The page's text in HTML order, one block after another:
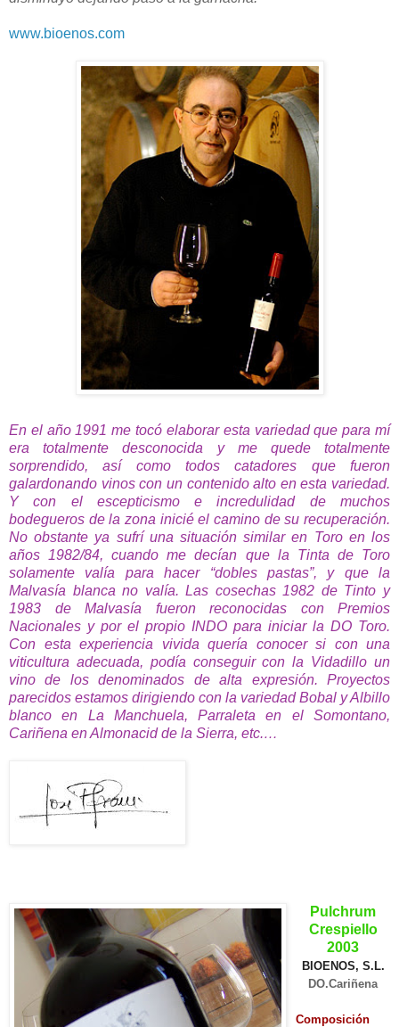
www.bioenos.com
En el año 1991 me tocó elaborar esta variedad que para mí
era totalmente desconocida y me quede totalmente
sorprendido, así como todos catadores que fueron
galardonando vinos con un contenido alto en esta variedad.
Y con el escepticismo e incredulidad de muchos
bodegueros de la zona inicié el camino de su recuperación.
No obstante ya sufrí una situación similar en Toro en los
años 1982/84, cuando me decían que la Tinta de Toro
solamente valía para hacer “dobles pastas”, y que la
Malvasía blanca no valía. Las cosechas 1982 de Tinto y
1983 de Malvasía fueron reconocidas con Premios
Nacionales y por el propio INDO para iniciar la DO Toro.
Con esta experiencia vivida quería conocer si con una
viticultura adecuada, podía conseguir con la Vidadillo un
vino de los denominados de alta expresión. Proyectos
parecidos estamos dirigiendo con la variedad Bobal y Albillo
blanco en La Manchuela, Parraleta en el Somontano,
Cariñena en Almonacid de la Sierra, etc.…
Pulchrum
Crespiello
2003
BIOENOS, S.L.
DO.Cariñena
Composición